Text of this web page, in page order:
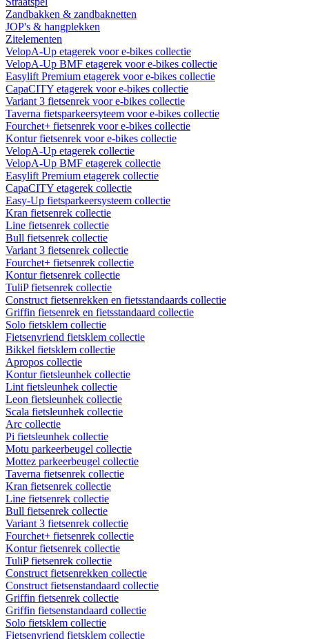
Zandbakken & zandbaknetten
JOP's & hangplekken
Zitelementen
VelopA-Up etagerek voor e-bikes collectie
VelopA-Up BMF etagerek voor e-bikes collectie
Easylift Premium etagerek voor e-bikes collectie
CapaCITY etagerek voor e-bikes collectie
Variant 3 fietsenrek voor e-bikes collectie
Taverna fietsparkeersyteem voor e-bikes collectie
Fourchet+ fietsenrek voor e-bikes collectie
Kontur fietsenrek voor e-bikes collectie
VelopA-Up etagerek collectie
VelopA-Up BMF etagerek collectie
Easylift Premium etagerek collectie
CapaCITY etagerek collectie
Easy-Up fietsparkeersysteem collectie
Kran fietsenrek collectie
Line fietsenrek collectie
Bull fietsenrek collectie
Variant 3 fietsenrek collectie
Fourchet+ fietsenrek collectie
Kontur fietsenrek collectie
TuliP fietsenrek collectie
Construct fietsenrekken en fietsstandaards collectie
Griffin fietsenrek en fietsstandaard collectie
Solo fietsklem collectie
Fietsenvriend fietsklem collectie
Bikkel fietsklem collectie
Apropos collectie
Kontur fietsleunhek collectie
Lint fietsleunhek collectie
Leon fietsleunhek collectie
Scala fietsleunhek collectie
Arc collectie
Pi fietsleunhek collectie
Motu parkeerbeugel collectie
Mottez parkeerbeugel collectie
Taverna fietsenrek collectie
Kran fietsenrek collectie
Line fietsenrek collectie
Bull fietsenrek collectie
Variant 3 fietsenrek collectie
Fourchet+ fietsenrek collectie
Kontur fietsenrek collectie
TuliP fietsenrek collectie
Construct fietsenrekken collectie
Construct fietsenstandaard collectie
Griffin fietsenrek collectie
Griffin fietsenstandaard collectie
Solo fietsklem collectie
Fietsenvriend fietsklem collectie